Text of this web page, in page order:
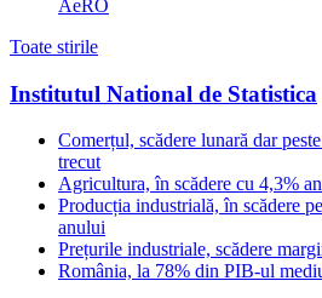
AeRO
Toate stirile
Institutul National de Statistica
Comerțul, scădere lunară dar
trecut
Agricultura, în scădere cu 4,3%
Producția industrială, în scădere
anului
Prețurile industriale, scădere
România, la 78% din PIB-ul